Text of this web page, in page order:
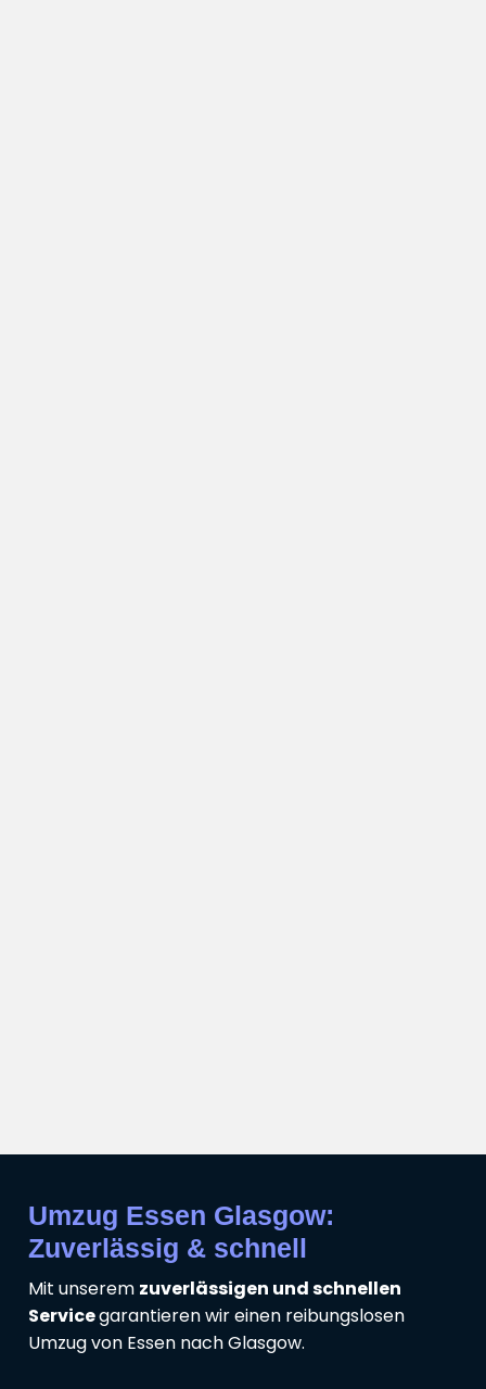
Umzug Essen Glasgow:
Zuverlässig & schnell
Mit unserem zuverlässigen und schnellen
Servicegarantieren wir einen reibungslosen
Umzug von Essen nach Glasgow.